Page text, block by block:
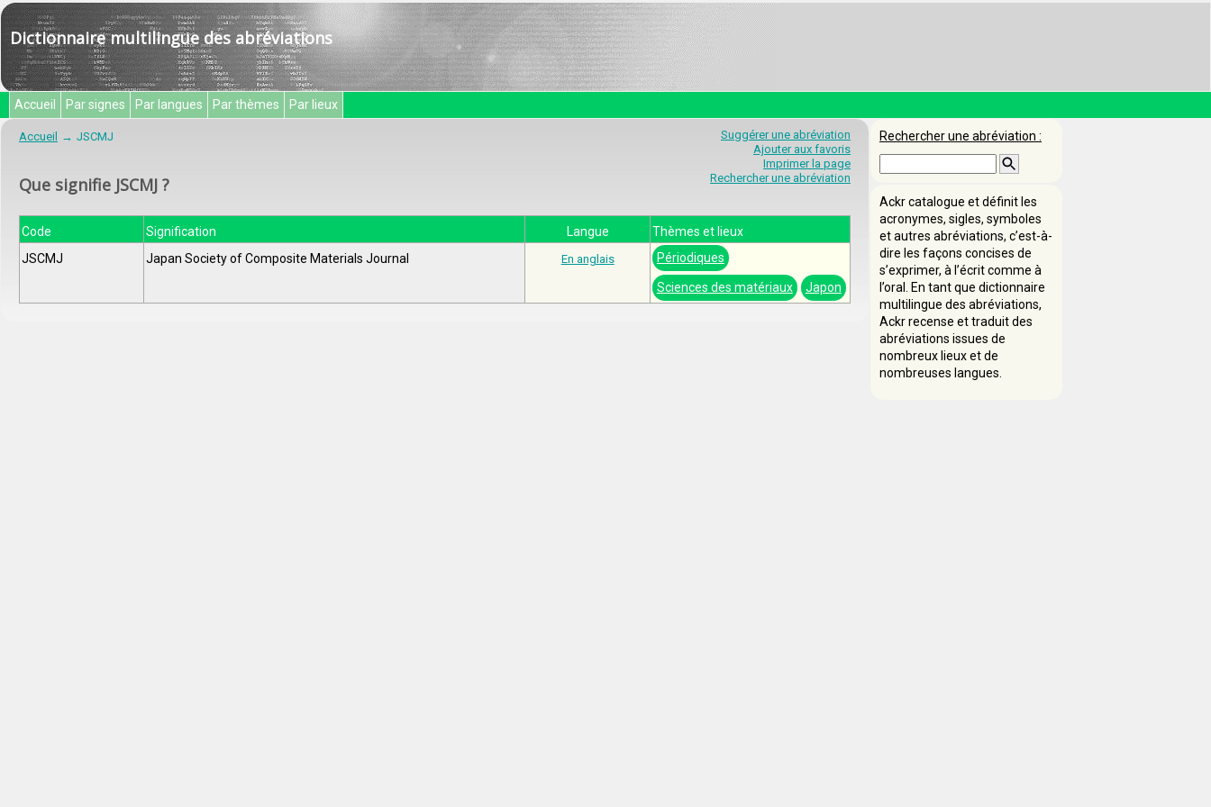
Dictionnaire multilingue des abréviations
Accueil Par signes Par langues Par thèmes Par lieux
Suggérer une abréviation
Ajouter aux favoris
Imprimer la page
Rechercher une abréviation
Accueil JSCMJ
Que signifie JSCMJ ?
Code Signification Langue
Thèmes et lieux
JSCMJ
Japan Society of Composite Materials Journal En anglais Périodiques
Sciences des matériaux Japon
Rechercher une abréviation :
Ackr catalogue et définit les
acronymes, sigles, symboles
et autres abréviations, c’est-à-
dire les façons concises de
s’exprimer, à l’écrit comme à
l’oral. En tant que dictionnaire
multilingue des abréviations,
Ackr recense et traduit des
abréviations issues de
nombreux lieux et de
nombreuses langues.